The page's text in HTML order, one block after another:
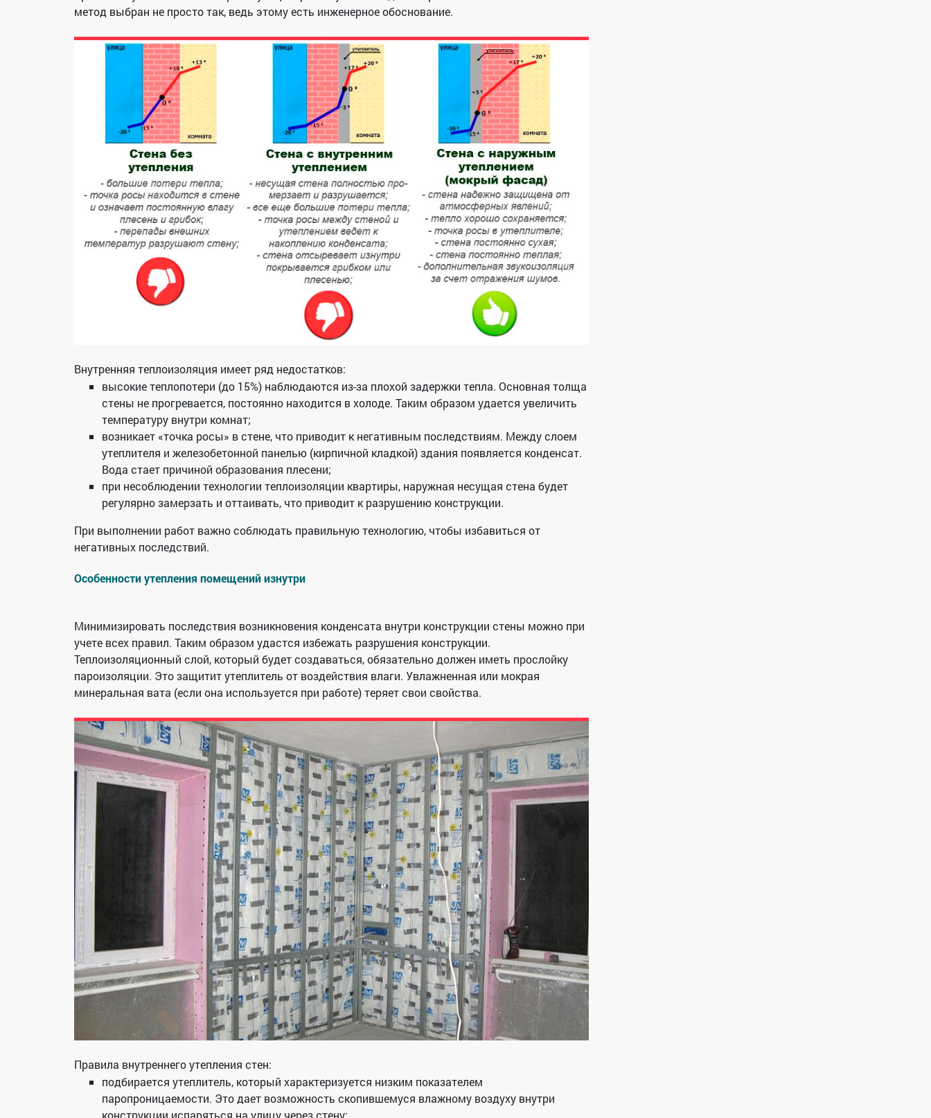
метод выбран не просто так, ведь этому есть инженерное обоснование.
Внутренняя теплоизоляция имеет ряд недостатков:
высокие теплопотери (до 15%) наблюдаются из-за плохой задержки тепла. Основная толща
стены не прогревается, постоянно находится в холоде. Таким образом удается увеличить
температуру внутри комнат;
возникает «точка росы» в стене, что приводит к негативным последствиям. Между слоем
утеплителя и железобетонной панелью (кирпичной кладкой) здания появляется конденсат.
Вода стает причиной образования плесени;
при несоблюдении технологии теплоизоляции квартиры, наружная несущая стена будет
регулярно замерзать и оттаивать, что приводит к разрушению конструкции.
При выполнении работ важно соблюдать правильную технологию, чтобы избавиться от
негативных последствий.
Особенности утепления помещений изнутри
Минимизировать последствия возникновения конденсата внутри конструкции стены можно при
учете всех правил. Таким образом удастся избежать разрушения конструкции.
Теплоизоляционный слой, который будет создаваться, обязательно должен иметь прослойку
пароизоляции. Это защитит утеплитель от воздействия влаги. Увлажненная или мокрая
минеральная вата (если она используется при работе) теряет свои свойства.
Правила внутреннего утепления стен:
подбирается утеплитель, который характеризуется низким показателем
паропроницаемости. Это дает возможность скопившемуся влажному воздуху внутри
конструкции испаряться на улицу через стену;